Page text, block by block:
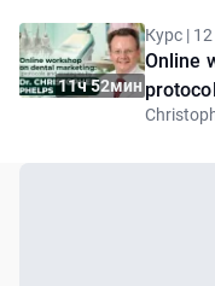
11ч 52мин
Курс |
Online
Phelps